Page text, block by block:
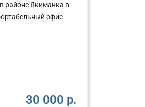
районе Якиманка в
офис
30 000 р.